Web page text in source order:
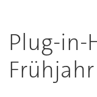
Plug-in-